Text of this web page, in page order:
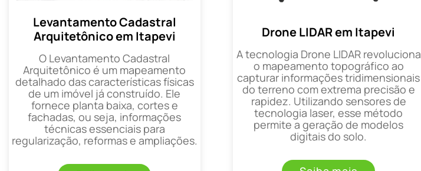
Levantamento Cadastral
Arquitetônico em Itapevi
O Levantamento Cadastral
Arquitetônico é um mapeamento
detalhado das características físicas
de um imóvel já construído. Ele
fornece planta baixa, cortes e
fachadas, ou seja, informações
técnicas essenciais para
regularização, reformas e ampliações.
Drone LIDAR em Itapevi
A tecnologia Drone LIDAR revoluciona
o mapeamento topográfico ao
capturar informações tridimensionais
do terreno com extrema precisão e
rapidez. Utilizando sensores de
tecnologia laser, esse método
permite a geração de modelos
digitais do solo.